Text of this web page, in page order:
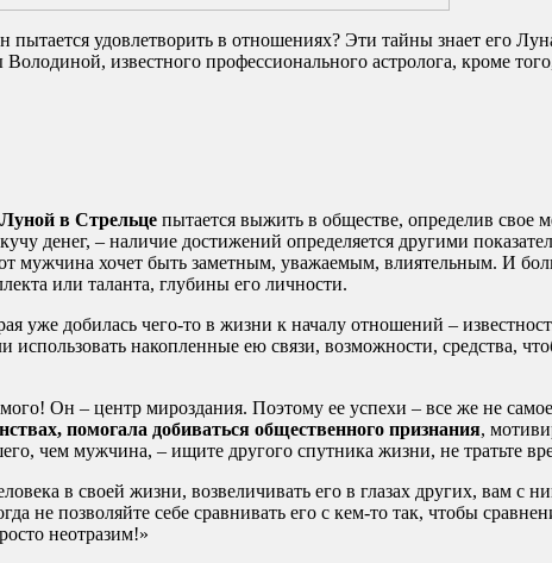
пытается удовлетворить в отношениях? Эти тайны знает его
известного профессионального астролога, кроме
Луной в Стрельце пытается выжить в обществе, определив свое
денег, – наличие достижений определяется другими
мужчина хочет быть заметным, уважаемым, влиятельным. И
или таланта, глубины его личности.
уже добилась чего-то в жизни к началу отношений –
накопленные ею связи, возможности, средства,
Он – центр мироздания. Поэтому ее успехи – все же не
помогала добиваться общественного признания,
чем мужчина, – ищите другого спутника жизни, не тратьте
в своей жизни, возвеличивать его в глазах других, вам
не позволяйте себе сравнивать его с кем-то так, чтобы
неотразим!»